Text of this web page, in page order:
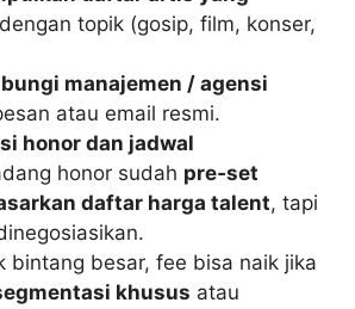
dengan topik (gosip, film, konser,
manajemen / agensi
atau email resmi.
honor dan jadwal
honor sudah pre‑set
daftar harga talent, tapi
bintang besar, fee bisa naik jika
khusus atau